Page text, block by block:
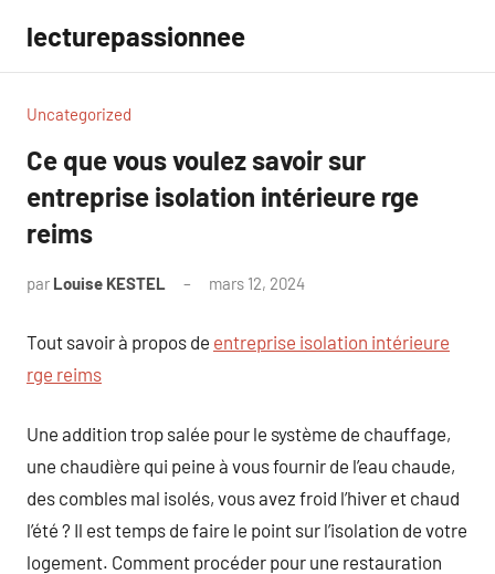
contenu
lecturepassionnee
Uncategorized
Ce que vous voulez savoir sur
entreprise isolation intérieure rge
reims
par Louise KESTEL mars 12, 2024
Tout savoir à propos de entreprise isolation intérieure
rge reims
Une addition trop salée pour le système de chauffage,
une chaudière qui peine à vous fournir de l’eau chaude,
des combles mal isolés, vous avez froid l’hiver et chaud
l’été ? Il est temps de faire le point sur l’isolation de votre
logement. Comment procéder pour une restauration